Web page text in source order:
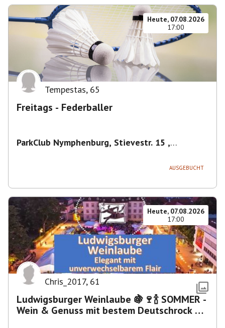
Heute, 07.08.2026
17:00
Tempestas, 65
Freitags - Federballer
ParkClub Nymphenburg, Stievestr. 15 ,
AUSGEBUCHT
Heute, 07.08.2026
17:00
Chris_2017, 61
Ludwigsburger Weinlaube 🍇🍷🍾 SOMMER -
Wein & Genuss mit bestem Deutschrock 🎼